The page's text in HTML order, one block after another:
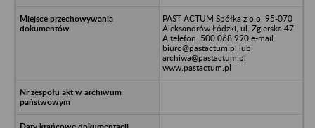
PAST ACTUM Spółka z o.o. 95-070
Aleksandrów Łódzki, ul. Zgierska 47
A telefon: 500 068 990 e-mail:
biuro@pastactum.pl lub
archiwa@pastactum.pl
www.pastactum.pl